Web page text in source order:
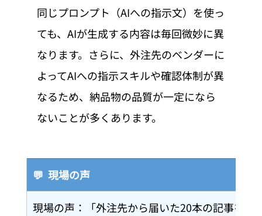
同じプロンプト（AIへの指示文）を使っ
ても、AIが生成する内容は毎回微妙に異
なります。さらに、外注先のベンダーに
よってAIへの指示スキルや確認体制が異
なるため、納品物の品質が一定になら
ないことが多くあります。
💬  現場の声
現場の声：「外注先から届いた20本の記事を確